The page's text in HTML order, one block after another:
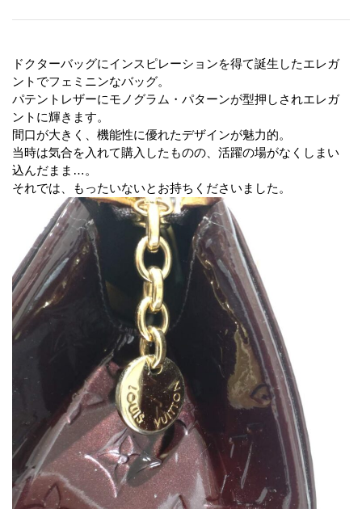
ドクターバッグにインスピレーションを得て誕生したエレガ
ントでフェミニンなバッグ。
パテントレザーにモノグラム・パターンが型押しされエレガ
ントに輝きます。
間口が大きく、機能性に優れたデザインが魅力的。
当時は気合を入れて購入したものの、活躍の場がなくしまい
込んだまま…。
それでは、もったいないとお持ちくださいました。